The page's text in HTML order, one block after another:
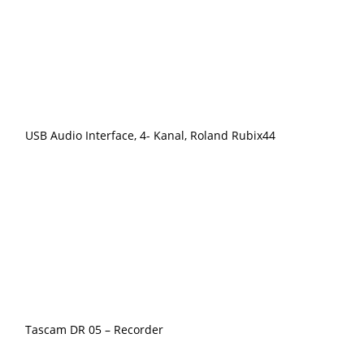
USB Audio Interface, 4- Kanal, Roland Rubix44
Tascam DR 05 – Recorder